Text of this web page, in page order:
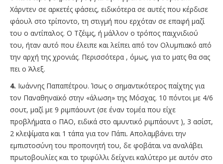
Χάρντεν σε αρκετές φάσεις, ειδικότερα σε αυτές που κέρδισε
φάουλ στο τρίποντο, τη στιγμή που ερχόταν σε επαφή μαζί
του ο αντίπαλος. Ο Τζέιμς, ή μάλλον ο τρόπος παιχνιδιού
του, ήταν αυτό που έλειπε και λείπει από τον Ολυμπιακό από
την αρχή της χρονιάς. Περισσότερα , όμως, για το ματς θα σας
πει ο Άλεξ.
4. Ιωάννης Παπαπέτρου. Ίσως ο σημαντικότερος παίχτης για
τον Παναθηναϊκό στην «άλωση» της Μόσχας. 10 πόντοι με 4/6
σουτ, μαζί με 9 ριμπάουντ (σε έναν τομέα που είχε
προβλήματα ο ΠΑΟ, ειδικά στο αμυντικό ριμπάουντ ), 3 ασίστ,
2 κλεψίματα και 1 τάπα για τον Πάπι. Απολαμβάνει την
εμπιστοσύνη του προπονητή του, δε φοβάται να αναλάβει
πρωτοβουλίες και το τριφύλλι δείχνει καλύτερο με αυτόν στο